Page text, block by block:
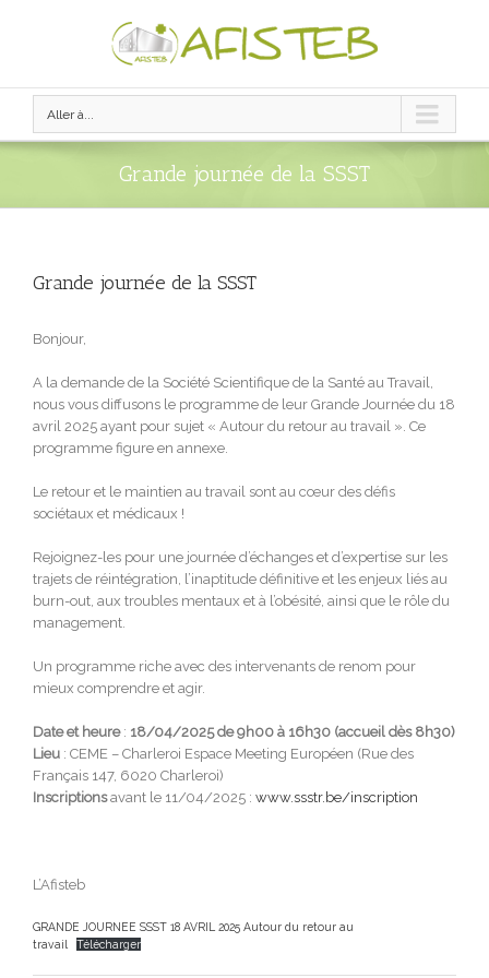
Aller à...
Grande journée de la SSST
Grande journée de la SSST
Bonjour,
A la demande de la Société Scientifique de la Santé au Travail,
nous vous diffusons le programme de leur Grande Journée du 18
avril 2025 ayant pour sujet « Autour du retour au travail ». Ce
programme figure en annexe.
Le retour et le maintien au travail sont au cœur des défis
sociétaux et médicaux !
Rejoignez-les pour une journée d’échanges et d’expertise sur les
trajets de réintégration, l’inaptitude définitive et les enjeux liés au
burn-out, aux troubles mentaux et à l’obésité, ainsi que le rôle du
management.
Un programme riche avec des intervenants de renom pour
mieux comprendre et agir.
Date et heure: 18/04/2025 de 9h00 à 16h30 (accueil dès 8h30)
Lieu : CEME – Charleroi Espace Meeting Européen (Rue des
Français 147, 6020 Charleroi)
Inscriptionsavant le 11/04/2025 : www.ssstr.be/inscription
L’Afisteb
GRANDE JOURNEE SSST 18 AVRIL 2025 Autour du retour au
travail
Télécharger